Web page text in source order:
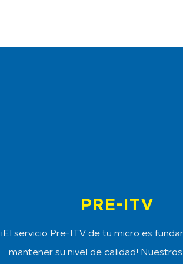
PRE-ITV
¡El servicio Pre-ITV de tu micro es
mantener su nivel de calidad!